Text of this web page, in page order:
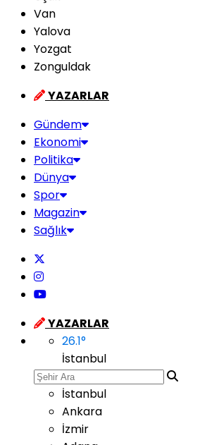
Van
Yalova
Yozgat
Zonguldak
YAZARLAR
Gündem
Ekonomi
Politika
Dünya
Spor
Magazin
Sağlık
YAZARLAR
26.1°
İstanbul
İstanbul
Ankara
İzmir